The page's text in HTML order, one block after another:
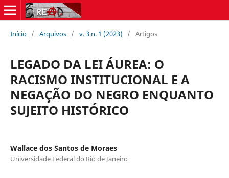
Início / Arquivos / v. 3 n. 1 (2023) / Artigos
LEGADO DA LEI ÁUREA: O
RACISMO INSTITUCIONAL E A
NEGAÇÃO DO NEGRO ENQUANTO
SUJEITO HISTÓRICO
Wallace dos Santos de Moraes
Universidade Federal do Rio de Janeiro